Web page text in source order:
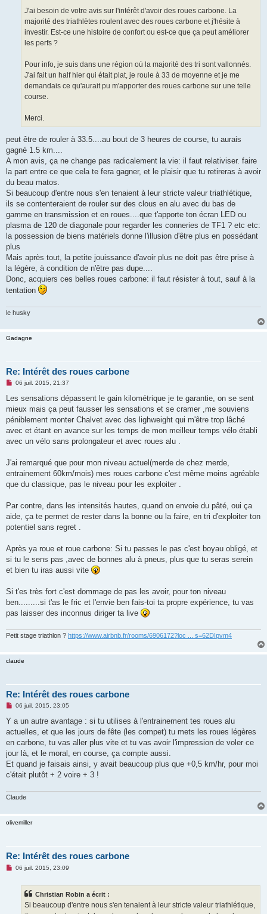
J'ai besoin de votre avis sur l'intérêt d'avoir des roues carbone. La
majorité des triathlètes roulent avec des roues carbone et j'hésite à
investir. Est-ce une histoire de confort ou est-ce que ça peut améliorer
les perfs ?
Pour info, je suis dans une région où la majorité des tri sont vallonnés.
J'ai fait un half hier qui était plat, je roule à 33 de moyenne et je me
demandais ce qu'aurait pu m'apporter des roues carbone sur une telle
course.
Merci.
peut être de rouler à 33.5....au bout de 3 heures de course, tu aurais
gagné 1.5 km....
A mon avis, ça ne change pas radicalement la vie: il faut relativiser. faire
la part entre ce que cela te fera gagner, et le plaisir que tu retireras à avoir
du beau matos.
Si beaucoup d'entre nous s'en tenaient à leur stricte valeur triathlétique,
ils se contenteraient de rouler sur des clous en alu avec du bas de
gamme en transmission et en roues....que t'apporte ton écran LED ou
plasma de 120 de diagonale pour regarder les conneries de TF1 ? etc etc:
la possession de biens matériels donne l'illusion d'être plus en possédant
plus
Mais après tout, la petite jouissance d'avoir plus ne doit pas être prise à
la légère, à condition de n'être pas dupe....
Donc, acquiers ces belles roues carbone: il faut résister à tout, sauf à la
tentation
le husky
Gadagne
Re: Intérêt des roues carbone
M
s
a
g
n
o
u
06 juil. 2015, 21:37
Les sensations dépassent le gain kilométrique je te garantie, on se sent
mieux mais ça peut fausser les sensations et se cramer ,me souviens
péniblement monter Chalvet avec des lighweight qui m'être trop lâché
avec et étant en avance sur les temps de mon meilleur temps vélo établi
avec un vélo sans prolongateur et avec roues alu .
J'ai remarqué que pour mon niveau actuel(merde de chez merde,
entrainement 60km/mois) mes roues carbone c'est même moins agréable
que du classique, pas le niveau pour les exploiter .
Par contre, dans les intensités hautes, quand on envoie du pâté, oui ça
aide, ça te permet de rester dans la bonne ou la faire, en tri d'exploiter ton
potentiel sans regret .
Après ya roue et roue carbone: Si tu passes le pas c'est boyau obligé, et
si tu le sens pas ,avec de bonnes alu à pneus, plus que tu seras serein
et bien tu iras aussi vite
Si t'es très fort c'est dommage de pas les avoir, pour ton niveau
ben.........si t'as le fric et l'envie ben fais-toi ta propre expérience, tu vas
pas laisser des inconnus diriger ta live
Petit stage triathlon ? https://www.airbnb.fr/rooms/6906172?loc ... s=62DIpvm4
claude
Re: Intérêt des roues carbone
M
s
a
g
n
o
l
06 juil. 2015, 23:05
Y a un autre avantage : si tu utilises à l'entrainement tes roues alu
actuelles, et que les jours de fête (les compet) tu mets les roues légères
en carbone, tu vas aller plus vite et tu vas avoir l'impression de voler ce
jour là, et le moral, en course, ça compte aussi.
Et quand je faisais ainsi, y avait beaucoup plus que +0,5 km/hr, pour moi
c'était plutôt + 2 voire + 3 !
Claude
olivemiller
Re: Intérêt des roues carbone
M06 juil. 2015, 23:09
Christian Robin a écrit :
Si beaucoup d'entre nous s'en tenaient à leur stricte valeur triathlétique,